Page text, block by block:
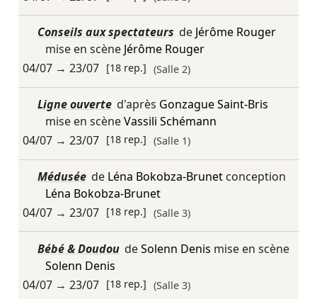
Conseils aux spectateurs de Jérôme Rouger
mise en scène Jérôme Rouger
04/07→ 23/07 [18 rep.] (Salle 2)
Ligne ouverte d'après Gonzague Saint-Bris
mise en scèneVassili Schémann
04/07→ 23/07 [18 rep.] (Salle 1)
Médusée de Léna Bokobza-Brunetconception
Léna Bokobza-Brunet
04/07→ 23/07 [18 rep.] (Salle 3)
Bébé & Doudou deSolenn Denis mise en scène
Solenn Denis
04/07→ 23/07 [18 rep.] (Salle 3)